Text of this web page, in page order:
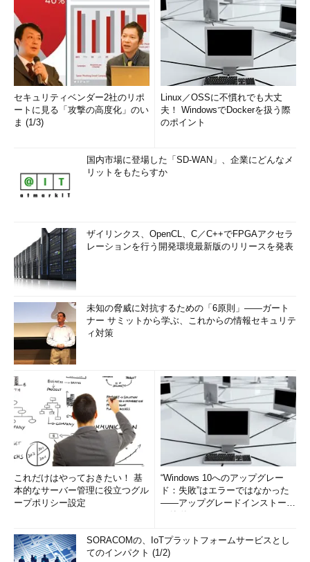
セキュリティベンダー2社のリポ
ートに見る「攻撃の高度化」のい
ま (1/3)
Linux／OSSに不慣れでも大丈
夫！ WindowsでDockerを扱う際
のポイント
国内市場に登場した「SD-WAN」、企業にどんなメ
リットをもたらすか
ザイリンクス、OpenCL、C／C++でFPGAアクセラ
レーションを行う開発環境最新版のリリースを発表
未知の脅威に対抗するための「6原則」――ガート
ナー サミットから学ぶ、これからの情報セキュリテ
ィ対策
これだけはやっておきたい！ 基
本的なサーバー管理に役立つグル
ープポリシー設定
“Windows 10へのアップグレー
ド：失敗”はエラーではなかった
――アップグレードインストール
SORACOMの、IoTプラットフォームサービスとし
てのインパクト (1/2)